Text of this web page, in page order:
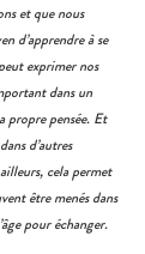
et que nous
d’apprendre à se
exprimer nos
dans un
propre pensée. Et
d’autres
cela permet
être menés dans
pour échanger.